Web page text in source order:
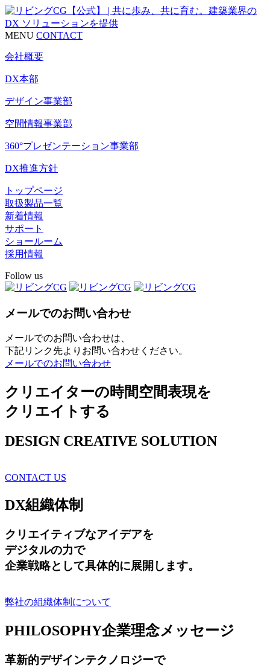
MENU CONTACT
会社概要
DX本部
デザイン事業部
空間情報事業部
360°プレゼンテーション事業部
DX推進方針
トップページ
取扱製品一覧
新着情報
サポート
ショールーム
採用情報
Follow us
メールでのお問い合わせ
メールでのお問い合わせは、
下記リンク先よりお問い合わせください。
メールでのお問い合わせ
クリエイターの時間空間表現を
クリエイトする
DESIGN CREATIVE SOLUTION
CONTACT US
DX組織体制
クリエイティブなアイデアを
デジタルの力で
企業戦略として具体的に展開します。
弊社の組織体制について
PHILOSOPHY企業理念メッセージ
革新的デザインテクノロジーで